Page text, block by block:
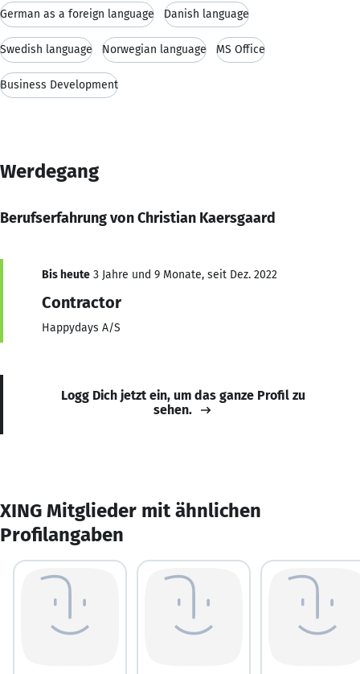
German as a foreign language Danish language
Swedish language Norwegian language MS Office
Business Development
Werdegang
Berufserfahrung von Christian Kaersgaard
Bis heute 3 Jahre und 9 Monate, seit Dez. 2022
Contractor
Happydays A/S
Logg Dich jetzt ein, um das ganze Profil zu
sehen.
XING Mitglieder mit ähnlichen
Profilangaben